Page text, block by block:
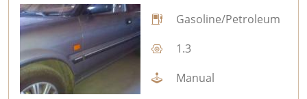
Gasoline/Petroleum
1.3
Manual